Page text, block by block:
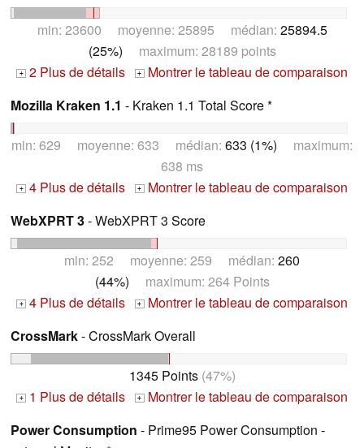
min: 23600 moyenne: 25895 médian: 25894.5
(25%) maximum: 28189 points
+ 2 Plus de détails + Montrer le tableau de comparaison
Mozilla Kraken 1.1 - Kraken 1.1 Total Score *
min: 629 moyenne: 633 médian: 633 (1%) maximum:
638 ms
+ 4 Plus de détails + Montrer le tableau de comparaison
WebXPRT 3- WebXPRT 3 Score
min: 252 moyenne: 259 médian: 260
(44%) maximum: 264 Points
+ 4 Plus de détails + Montrer le tableau de comparaison
CrossMark- CrossMark Overall
1345 Points(47%)
+ 1 Plus de détails + Montrer le tableau de comparaison
Power Consumption - Prime95 Power Consumption -